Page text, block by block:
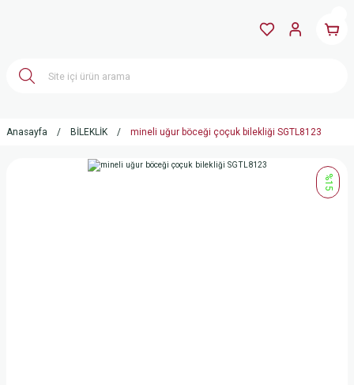
Anasayfa BİLEKLİK mineli uğur böceği çoçuk bilekliği SGTL8123
%15